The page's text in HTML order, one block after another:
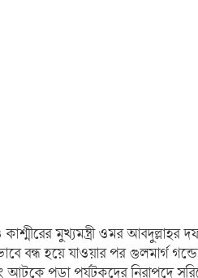
মুখ্যমন্ত্রী ওমর আবদুল্লাহর
বন্ধ হয়ে যাওয়ার পর গুলমার্গ
পড়া পর্যটকদের নিরাপদে